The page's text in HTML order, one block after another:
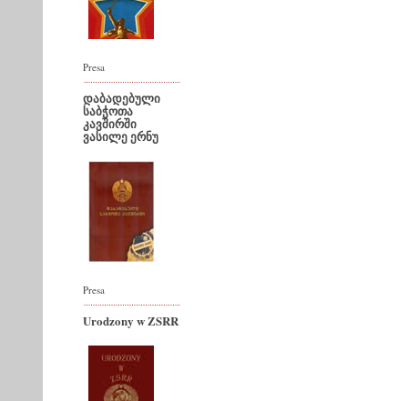
Presa
დაბადებული
საბჭოთა
კავშირში
ვასილე ერნუ
Presa
Urodzony w ZSRR